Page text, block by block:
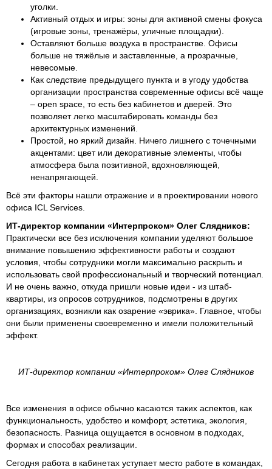
уголки.
Активный отдых и игры: зоны для активной смены фокуса
(игровые зоны, тренажёры, уличные площадки).
Оставляют больше воздуха в пространстве. Офисы
больше не тяжёлые и заставленные, а прозрачные,
невесомые.
Как следствие предыдущего пункта и в угоду удобства
организации пространства современные офисы всё чаще
– open space, то есть без кабинетов и дверей. Это
позволяет легко масштабировать команды без
архитектурных изменений.
Простой, но яркий дизайн. Ничего лишнего с точечными
акцентами: цвет или декоративные элементы, чтобы
атмосфера была позитивной, вдохновляющей,
ненапрягающей.
Всё эти факторы нашли отражение и в проектировании нового
офиса ICL Services.
ИТ-директор компании «Интерпроком» Олег Слядников:
Практически все без исключения компании уделяют большое
внимание повышению эффективности работы и создают
условия, чтобы сотрудники могли максимально раскрыть и
использовать свой профессиональный и творческий потенциал.
И не очень важно, откуда пришли новые идеи - из штаб-
квартиры, из опросов сотрудников, подсмотрены в других
организациях, возникли как озарение «эврика». Главное, чтобы
они были применены своевременно и имели положительный
эффект.
ИТ-директор компании «Интерпроком» Олег Слядников
Все изменения в офисе обычно касаются таких аспектов, как
функциональность, удобство и комфорт, эстетика, экология,
безопасность. Разница ощущается в основном в подходах,
формах и способах реализации.
Сегодня работа в кабинетах уступает место работе в командах,